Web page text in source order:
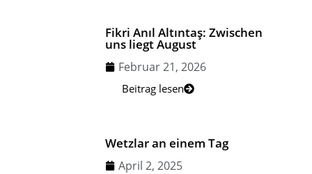
Fikri Anıl Altıntaş: Zwischen
uns liegt August
Februar 21, 2026
Beitrag lesen
Wetzlar an einem Tag
April 2, 2025